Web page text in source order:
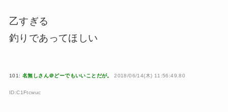
乙すぎる
釣りであってほしい
101: 名無しさん＠どーでもいいことだが。 2018/06/14(木) 11:56:49.80
ID:C1Ftcwuc